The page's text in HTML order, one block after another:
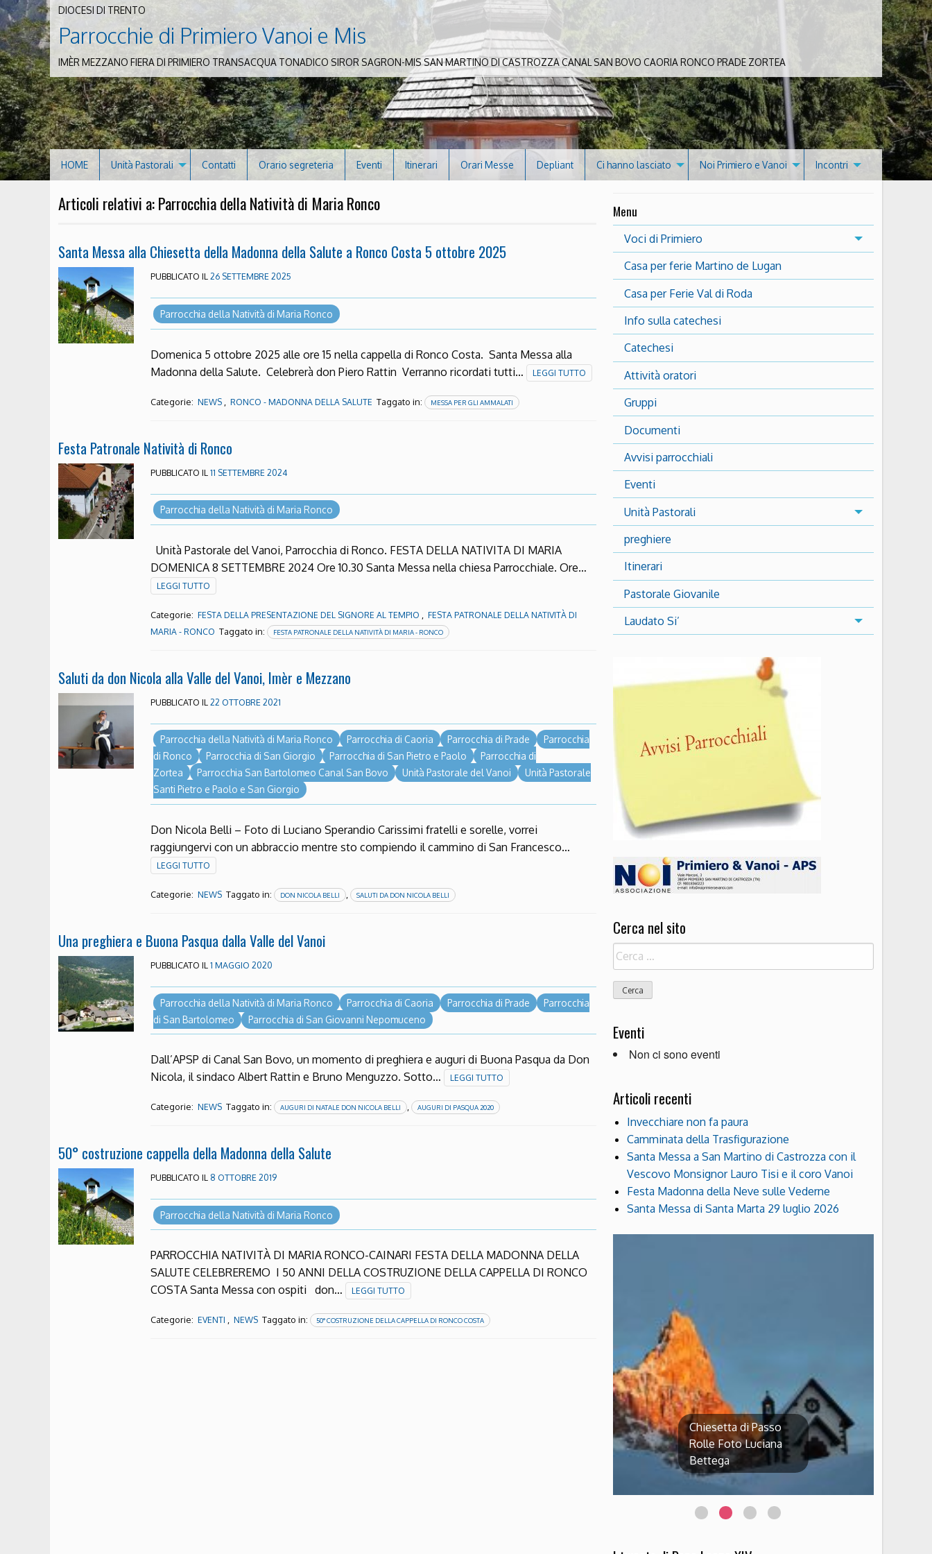
DIOCESI DI TRENTO
Parrocchie di Primiero Vanoi e Mis
IMÈR MEZZANO FIERA DI PRIMIERO TRANSACQUA TONADICO SIROR SAGRON-MIS SAN MARTINO DI CASTROZZA CANAL SAN BOVO CAORIA RONCO PRADE ZORTEA
HOME Unità Pastorali Contatti Orario segreteria Eventi Itinerari Orari Messe Depliant Ci hanno lasciato Noi Primiero e Vanoi Incontri
Articoli relativi a: Parrocchia della Natività di Maria Ronco
Santa Messa alla Chiesetta della Madonna della Salute a Ronco Costa 5 ottobre 2025
PUBBLICATO IL26 SETTEMBRE 2025
Parrocchia della Natività di Maria Ronco
Domenica 5 ottobre 2025 alle ore 15 nella cappella di Ronco Costa. Santa Messa alla
Madonna della Salute. Celebrerà don Piero Rattin Verranno ricordati tutti…
LEGGI TUTTO
Categorie: NEWS RONCO - MADONNA DELLA SALUTE Taggato in: MESSA PER GLI AMMALATI
Festa Patronale Natività di Ronco
PUBBLICATO IL11 SETTEMBRE 2024
Parrocchia della Natività di Maria Ronco
Unità Pastorale del Vanoi, Parrocchia di Ronco. FESTA DELLA NATIVITA DI MARIA
DOMENICA 8 SETTEMBRE 2024 Ore 10.30 Santa Messa nella chiesa Parrocchiale. Ore…
LEGGI TUTTO
Categorie: FESTA DELLA PRESENTAZIONE DEL SIGNORE AL TEMPIO
FESTA PATRONALE DELLA NATIVITÀ DI
MARIA - RONCO Taggato in: FESTA PATRONALE DELLA NATIVITÀ DI MARIA - RONCO
Saluti da don Nicola alla Valle del Vanoi, Imèr e Mezzano
PUBBLICATO IL22 OTTOBRE 2021
Parrocchia della Natività di Maria Ronco Parrocchia di Caoria Parrocchia di Prade
Parrocchia
di Ronco
Parrocchia di San Giorgio Parrocchia di San Pietro e Paolo
Parrocchia di
Zortea
Parrocchia San Bartolomeo Canal San Bovo Unità Pastorale del Vanoi
Unità Pastorale
Santi Pietro e Paolo e San Giorgio
Don Nicola Belli – Foto di Luciano Sperandio Carissimi fratelli e sorelle, vorrei
raggiungervi con un abbraccio mentre sto compiendo il cammino di San Francesco…
LEGGI TUTTO
Categorie: NEWS Taggato in: DON NICOLA BELLI , SALUTI DA DON NICOLA BELLI
Una preghiera e Buona Pasqua dalla Valle del Vanoi
PUBBLICATO IL1 MAGGIO 2020
Parrocchia della Natività di Maria Ronco Parrocchia di Caoria Parrocchia di Prade
Parrocchia
di San Bartolomeo
Parrocchia di San Giovanni Nepomuceno
Dall’APSP di Canal San Bovo, un momento di preghiera e auguri di Buona Pasqua da Don
Nicola, il sindaco Albert Rattin e Bruno Menguzzo. Sotto…
LEGGI TUTTO
Categorie: NEWS Taggato in: AUGURI DI NATALE DON NICOLA BELLI , AUGURI DI PASQUA 2020
50° costruzione cappella della Madonna della Salute
PUBBLICATO IL 8 OTTOBRE 2019
Parrocchia della Natività di Maria Ronco
PARROCCHIA NATIVITÀ DI MARIA RONCO-CAINARI FESTA DELLA MADONNA DELLA
SALUTE CELEBREREMO I 50 ANNI DELLA COSTRUZIONE DELLA CAPPELLA DI RONCO
COSTA Santa Messa con ospiti don…
LEGGI TUTTO
Categorie: EVENTI , NEWS Taggato in: 50° COSTRUZIONE DELLA CAPPELLA DI RONCO COSTA
Menu
Voci di Primiero
Casa per ferie Martino de Lugan
Casa per Ferie Val di Roda
Info sulla catechesi
Catechesi
Attività oratori
Gruppi
Documenti
Avvisi parrocchiali
Eventi
Unità Pastorali
preghiere
Itinerari
Pastorale Giovanile
Laudato Si’
Cerca nel sito
Ricerca
per:
Eventi
Non ci sono eventi
Articoli recenti
Invecchiare non fa paura
Camminata della Trasfigurazione
Santa Messa a San Martino di Castrozza con il
Vescovo Monsignor Lauro Tisi e il coro Vanoi
Festa Madonna della Neve sulle Vederne
Santa Messa di Santa Marta 29 luglio 2026
Chiesetta di Passo
Rolle Foto Luciana
Bettega